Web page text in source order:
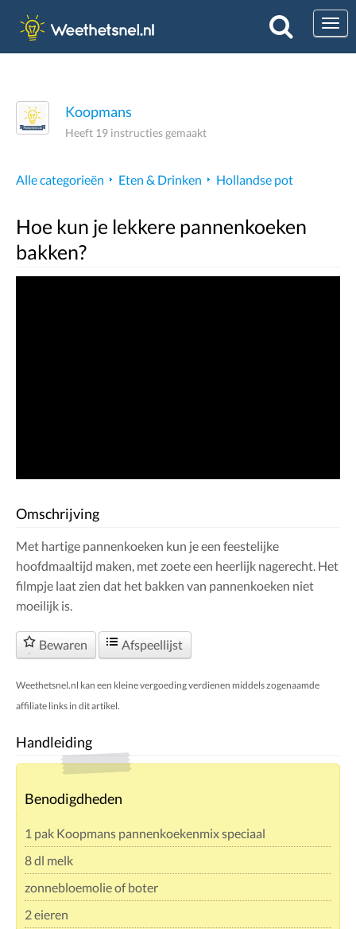
Koopmans
Heeft 19 instructies gemaakt
Alle categorieën Eten & Drinken Hollandse pot
Hoe kun je lekkere pannenkoeken
bakken?
Omschrijving
Met hartige pannenkoeken kun je een feestelijke
hoofdmaaltijd maken, met zoete een heerlijk nagerecht. Het
filmpje laat zien dat het bakken van pannenkoeken niet
moeilijk is.
Bewaren Afspeellijst
Weethetsnel.nl kan een kleine vergoeding verdienen middels zogenaamde
affiliate links in dit artikel.
Handleiding
Benodigdheden
1 pak Koopmans pannenkoekenmix speciaal
8 dl melk
zonnebloemolie of boter
2 eieren